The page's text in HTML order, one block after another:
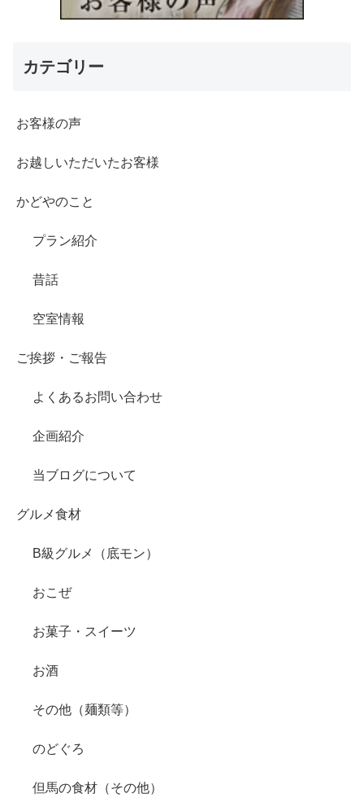
カテゴリー
お客様の声
お越しいただいたお客様
かどやのこと
プラン紹介
昔話
空室情報
ご挨拶・ご報告
よくあるお問い合わせ
企画紹介
当ブログについて
グルメ食材
B級グルメ（底モン）
おこぜ
お菓子・スイーツ
お酒
その他（麺類等）
のどぐろ
但馬の食材（その他）